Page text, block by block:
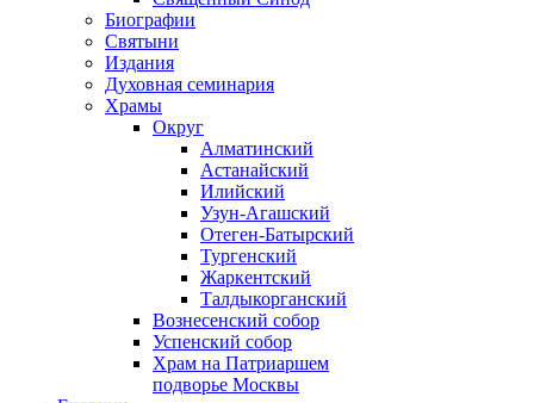
Биографии
Святыни
Издания
Духовная семинария
Храмы
Округ
Алматинский
Астанайский
Илийский
Узун-Агашский
Отеген-Батырский
Тургенский
Жаркентский
Талдыкорганский
Вознесенский собор
Успенский собор
Храм на Патриаршем
подворье Москвы